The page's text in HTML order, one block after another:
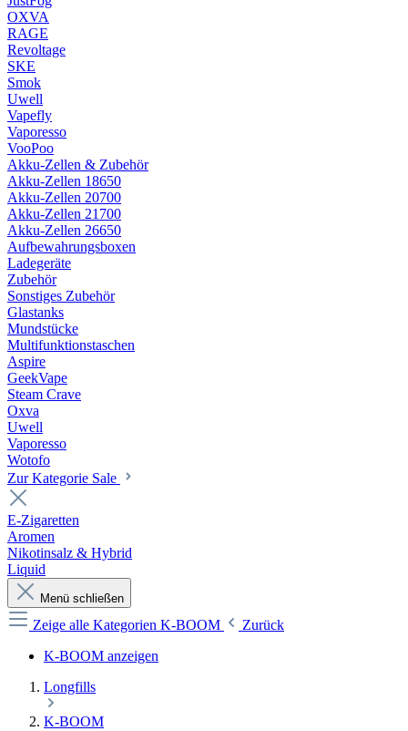
OXVA
RAGE
Revoltage
SKE
Smok
Uwell
Vapefly
Vaporesso
VooPoo
Akku-Zellen & Zubehör
Akku-Zellen 18650
Akku-Zellen 20700
Akku-Zellen 21700
Akku-Zellen 26650
Aufbewahrungsboxen
Ladegeräte
Zubehör
Sonstiges Zubehör
Glastanks
Mundstücke
Multifunktionstaschen
Aspire
GeekVape
Steam Crave
Oxva
Uwell
Vaporesso
Wotofo
Zur Kategorie Sale
E-Zigaretten
Aromen
Nikotinsalz & Hybrid
Liquid
Menü schließen
Zeige alle Kategorien K-BOOM
Zurück
K-BOOM anzeigen
Longfills
K-BOOM